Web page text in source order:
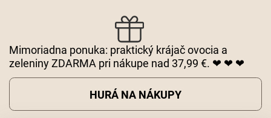
Mimoriadna ponuka: praktický krájač ovocia a
zeleniny ZDARMA pri nákupe nad 37,99 €. ❤ ❤ ❤
HURÁ NA NÁKUPY